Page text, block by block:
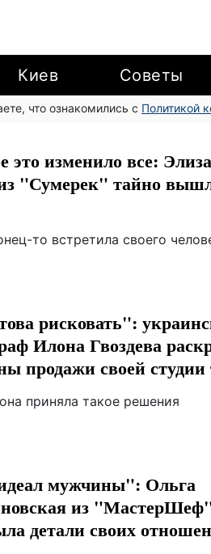
Киев Советы
что ознакомились с Политикой
это изменило все:
"Сумерек" тайно
то встретила своего
рисковать":
Илона Гвоздева
продажи своей студии
приняла такое решения
мужчины": Ольга
из
детали своих